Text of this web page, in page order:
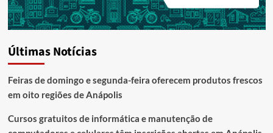
Últimas Notícias
Feiras de domingo e segunda-feira oferecem produtos frescos
em oito regiões de Anápolis
Cursos gratuitos de informática e manutenção de